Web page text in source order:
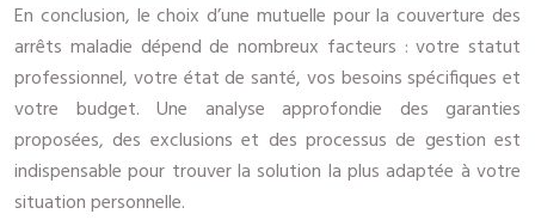
En conclusion, le choix d’une mutuelle pour la couverture des
arrêts maladie dépend de nombreux facteurs : votre statut
professionnel, votre état de santé, vos besoins spécifiques et
votre budget. Une analyse approfondie des garanties
proposées, des exclusions et des processus de gestion est
indispensable pour trouver la solution la plus adaptée à votre
situation personnelle.